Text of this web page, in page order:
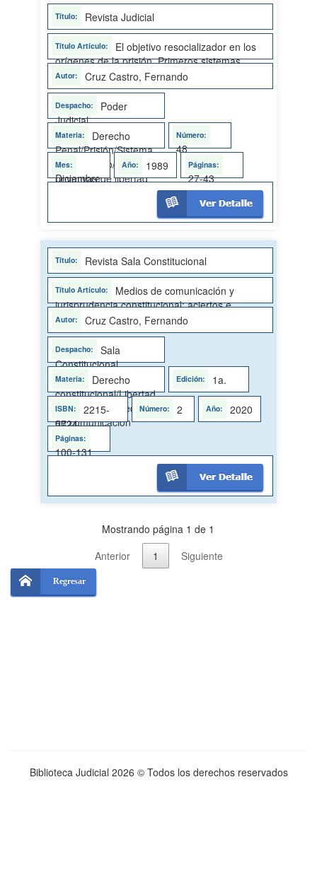
Revista Judicial
El objetivo resocializador en los
orígenes de la prisión. Primeros sistemas
penitenciarios. II Parte
Cruz Castro, Fernando
Poder
Judicial
Derecho
Penal/Prisión/Sistema
penitenciario/Penas
privativas de libertad
48
Diciembre
1989
27-43
Revista Sala Constitucional
Medios de comunicación y
jurisprudencia constitucional: aciertos e
interrogantesCruz Castro, Fernando
Sala
Constitucional
Derecho
constitucional/Libertad
de expresión/Medios
de comunicación
1a.
2215-
5724
2 2020
100-131
Mostrando página 1 de 1
Anterior
1 Siguiente
Regresar
Biblioteca Judicial 2026 © Todos los derechos reservados